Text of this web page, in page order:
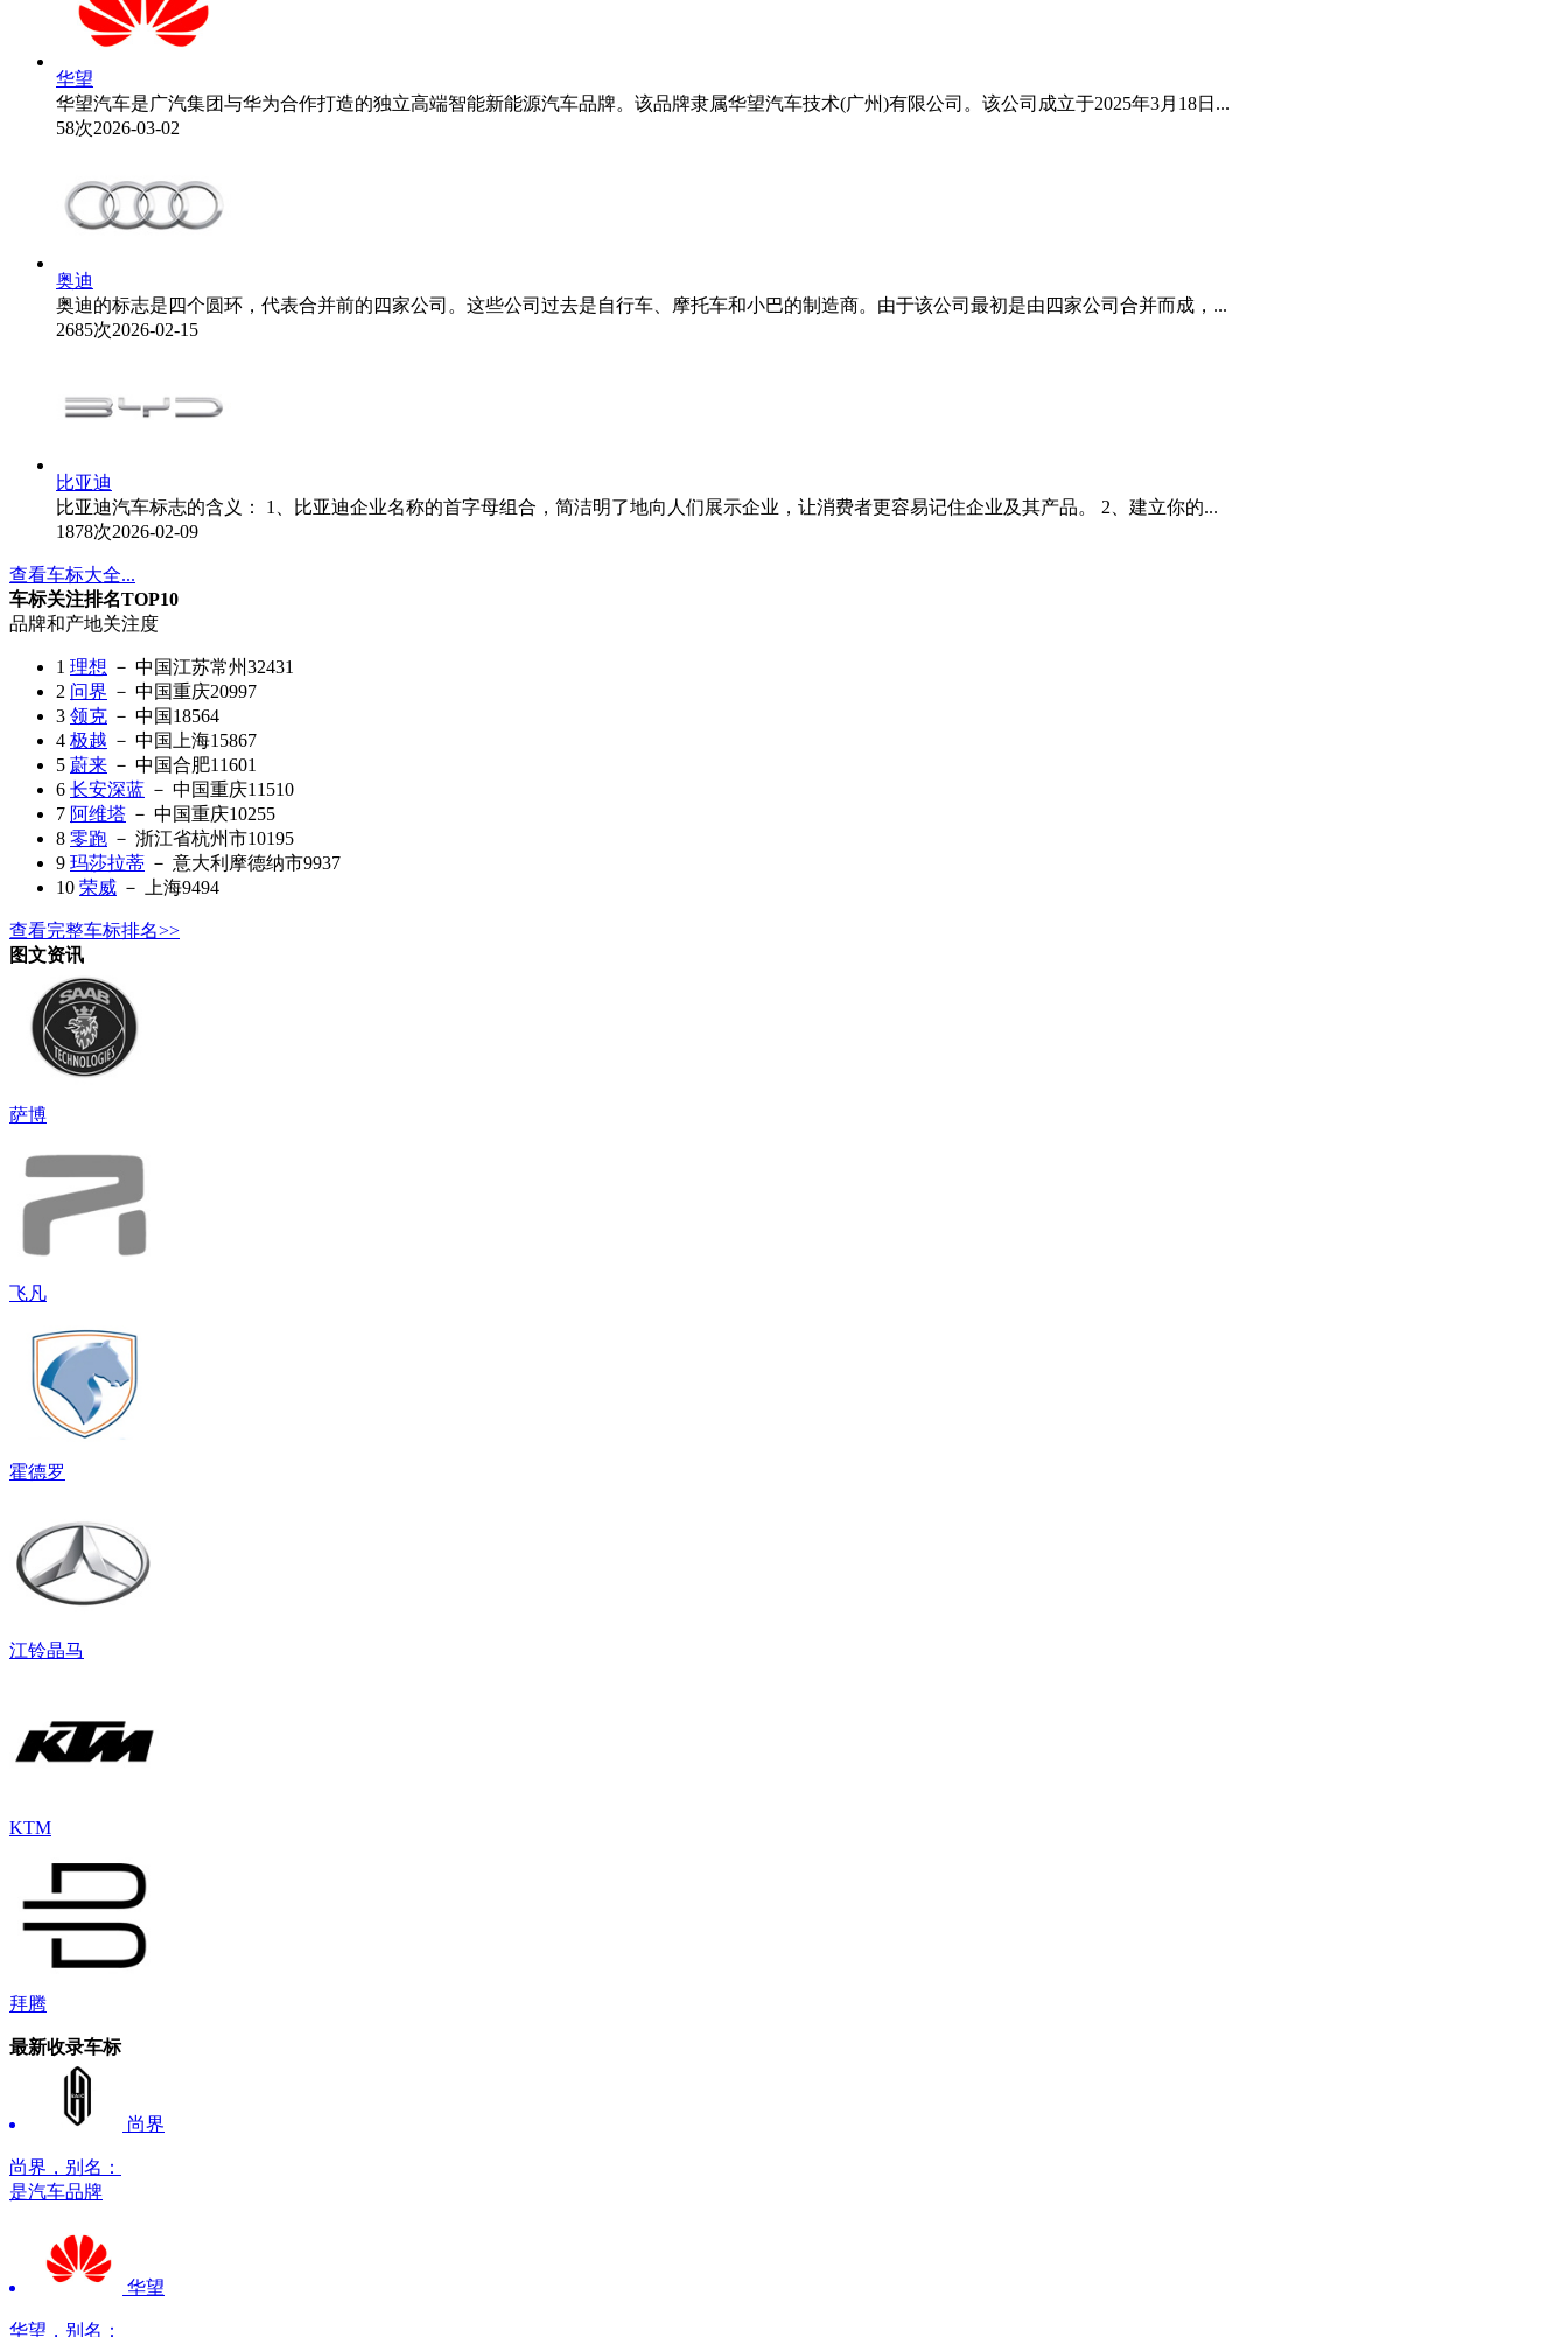
华望
华望汽车是广汽集团与华为合作打造的独立高端智能新能源汽车品牌。该品牌隶属华望汽车技术(广州)有限公司。该公司成立于2025年3月18日...
58次2026-03-02
奥迪
奥迪的标志是四个圆环，代表合并前的四家公司。这些公司过去是自行车、摩托车和小巴的制造商。由于该公司最初是由四家公司合并而成，...
2685次2026-02-15
比亚迪
比亚迪汽车标志的含义： 1、比亚迪企业名称的首字母组合，简洁明了地向人们展示企业，让消费者更容易记住企业及其产品。 2、建立你的...
1878次2026-02-09
查看车标大全...
车标关注排名TOP10
品牌和产地关注度
1 理想 － 中国江苏常州32431
2 问界 － 中国重庆20997
3 领克 － 中国18564
4 极越 － 中国上海15867
5 蔚来 － 中国合肥11601
6 长安深蓝 － 中国重庆11510
7 阿维塔 － 中国重庆10255
8 零跑 － 浙江省杭州市10195
9 玛莎拉蒂 － 意大利摩德纳市9937
10 荣威 － 上海9494
查看完整车标排名>>
图文资讯
萨博
飞凡
霍德罗
江铃晶马
KTM
拜腾
最新收录车标
尚界
尚界，别名：
是汽车品牌
华望
华望，别名：